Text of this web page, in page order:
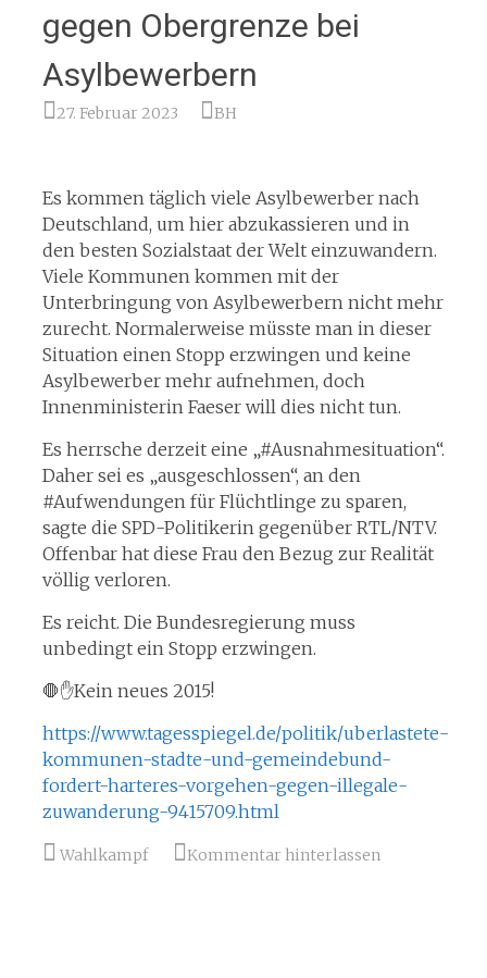
gegen Obergrenze bei
Asylbewerbern
27. Februar 2023 BH
Es kommen täglich viele Asylbewerber nach
Deutschland, um hier abzukassieren und in
den besten Sozialstaat der Welt einzuwandern.
Viele Kommunen kommen mit der
Unterbringung von Asylbewerbern nicht mehr
zurecht. Normalerweise müsste man in dieser
Situation einen Stopp erzwingen und keine
Asylbewerber mehr aufnehmen, doch
Innenministerin Faeser will dies nicht tun.
Es herrsche derzeit eine „#Ausnahmesituation“.
Daher sei es „ausgeschlossen“, an den
#Aufwendungen für Flüchtlinge zu sparen,
sagte die SPD-Politikerin gegenüber RTL/NTV.
Offenbar hat diese Frau den Bezug zur Realität
völlig verloren.
Es reicht. Die Bundesregierung muss
unbedingt ein Stopp erzwingen.
🛑✋Kein neues 2015!
https://www.tagesspiegel.de/politik/uberlastete-
kommunen-stadte-und-gemeindebund-
fordert-harteres-vorgehen-gegen-illegale-
zuwanderung-9415709.html
Wahlkampf Kommentar hinterlassen